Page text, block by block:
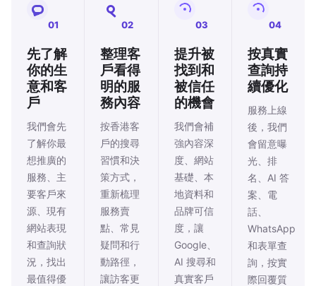
01
先了解
你的生
意和客
戶
我們會先
了解你最
想推廣的
服務、主
要客戶來
源、現有
網站表現
和查詢狀
況，找出
最值得優
02
整理客
戶看得
明的服
務內容
按香港客
戶的搜尋
習慣和決
策方式，
重新梳理
服務賣
點、常見
疑問和行
動路徑，
讓訪客更
03
提升被
找到和
被信任
的機會
我們會補
強內容深
度、網站
基礎、本
地資料和
品牌可信
度，讓
Google、
AI 搜尋和
真實客戶
04
按真實
查詢持
續優化
服務上線
後，我們
會留意曝
光、排
名、AI 答
案、電
話、
WhatsApp
和表單查
詢，按實
際回覆質